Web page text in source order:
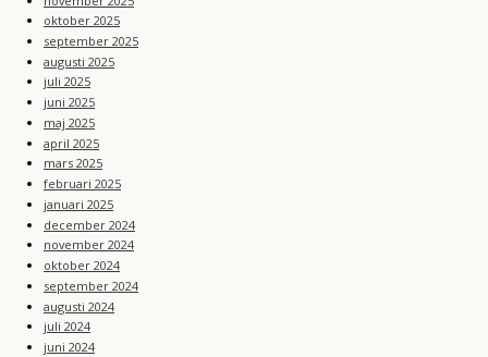
oktober 2025
september 2025
augusti 2025
juli 2025
juni 2025
maj 2025
april 2025
mars 2025
februari 2025
januari 2025
december 2024
november 2024
oktober 2024
september 2024
augusti 2024
juli 2024
juni 2024